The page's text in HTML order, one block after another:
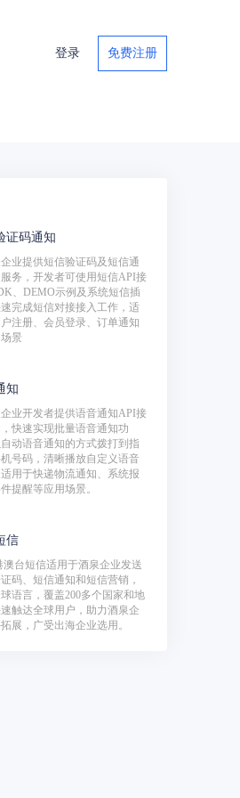
登录 免费注册
证码通知
业提供短信验证码及短信通
务，开发者可使用短信API接
、DEMO示例及系统短信插
完成短信对接接入工作，适
注册、会员登录、订单通知
景
知
业开发者提供语音通知API接
快速实现批量语音通知功
动语音通知的方式拨打到指
号码，清晰播放自定义语音
用于快递物流通知、系统报
提醒等应用场景。
信
澳台短信适用于酒泉企业发送
码、短信通知和短信营销，
语言，覆盖200多个国家和地
触达全球用户，助力酒泉企
展，广受出海企业选用。